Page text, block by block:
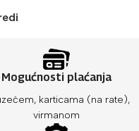
Mogućnosti plaćanja
karticama (na rate),
virmanom